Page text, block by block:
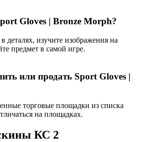
Gloves | Bronze Morph?
деталях, изучите изображения на
предмет в самой игре.
или продать Sport Gloves |
торговые площадки из списка
на площадках.
КС 2